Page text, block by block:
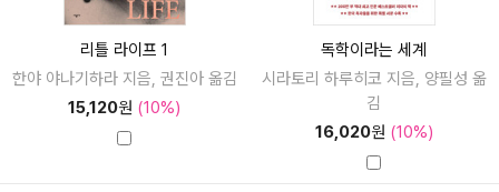
리틀 라이프 1
한야 야나기하라 지음, 권진아 옮김
15,120원 (10%)
독학이라는 세계
시라토리 하루히코 지음, 양필성 옮
김
16,020원 (10%)